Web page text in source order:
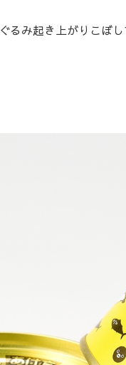
み起き上がりこぼし